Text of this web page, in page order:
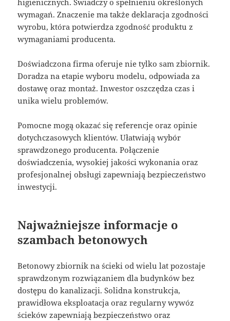
higienicznych. Świadczy o spełnieniu określonych
wymagań. Znaczenie ma także deklaracja zgodności
wyrobu, która potwierdza zgodność produktu z
wymaganiami producenta.
Doświadczona firma oferuje nie tylko sam zbiornik.
Doradza na etapie wyboru modelu, odpowiada za
dostawę oraz montaż. Inwestor oszczędza czas i
unika wielu problemów.
Pomocne mogą okazać się referencje oraz opinie
dotychczasowych klientów. Ułatwiają wybór
sprawdzonego producenta. Połączenie
doświadczenia, wysokiej jakości wykonania oraz
profesjonalnej obsługi zapewniają bezpieczeństwo
inwestycji.
Najważniejsze informacje o
szambach betonowych
Betonowy zbiornik na ścieki od wielu lat pozostaje
sprawdzonym rozwiązaniem dla budynków bez
dostępu do kanalizacji. Solidna konstrukcja,
prawidłowa eksploatacja oraz regularny wywóz
ścieków zapewniają bezpieczeństwo oraz